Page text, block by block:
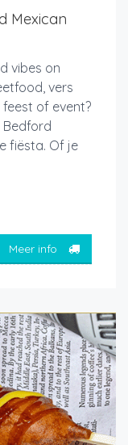
Mexican
vibes on
vers
of event?
Bedford
fiësta. Of je
Meer info